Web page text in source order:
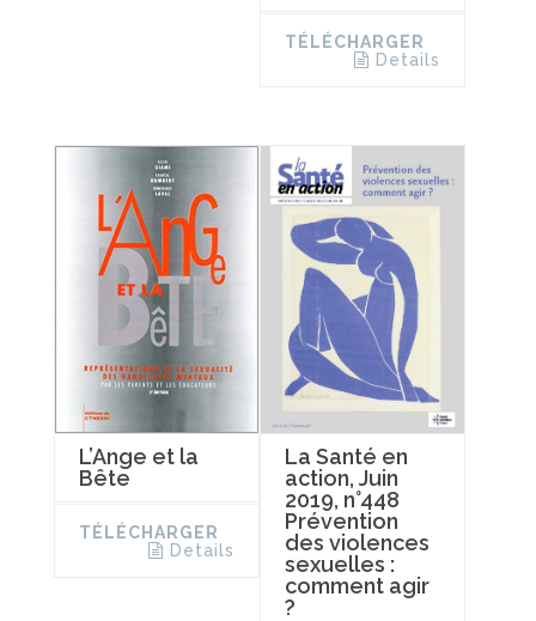
TÉLÉCHARGER
Details
L’Ange et la
Bête
TÉLÉCHARGER
Details
La Santé en
action, Juin
2019, n°448
Prévention
des violences
sexuelles :
comment agir
?